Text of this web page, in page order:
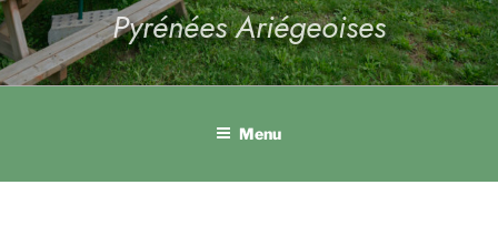
Pyrénées Ariégeoises
Menu